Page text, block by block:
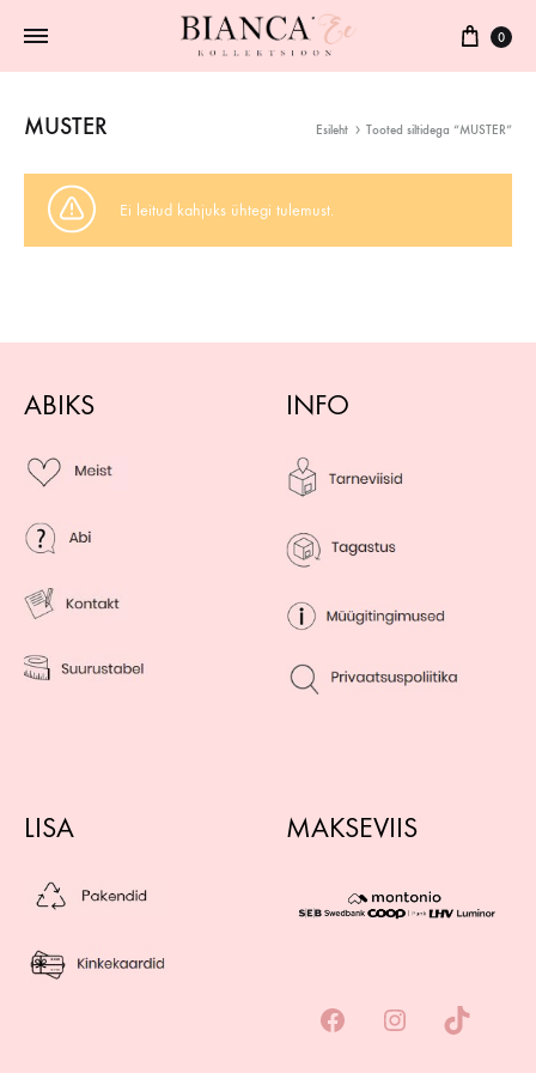
0
MUSTER Esileht Tooted siltidega “MUSTER”
Ei leitud kahjuks ühtegi tulemust.
ABIKS INFO
LISA MAKSEVIIS